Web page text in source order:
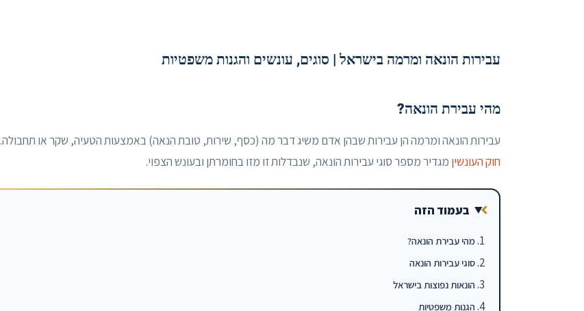
עבירות הונאה ומרמה בישראל | סוגים, עונשים והגנות משפטיות
מהי עבירת הונאה?
עבירות הונאה ומרמה הן עבירות שבהן אדם משיג דבר מה (כסף, שירות, טובת הנאה) באמצעות הטעיה, שקר או תחבולה.
חוק העונשין מגדיר מספר סוגי עבירות הונאה, שנבדלות זו מזו בחומרתן ובעונש הצפוי.
בעמוד הזה
מהי עבירת הונאה?
סוגי עבירות הונאה
הונאות נפוצות בישראל
הגנות משפטיות